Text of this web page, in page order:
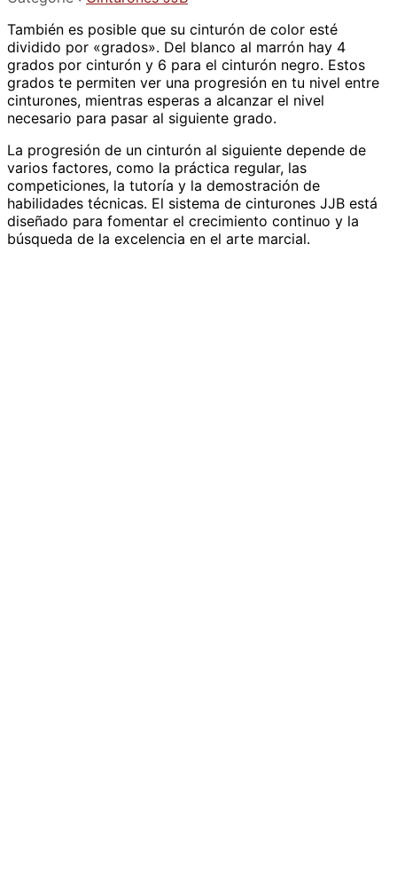
n
t
u
r
e
n
i
r
e
d
e
j
También es posible que su cinturón de color esté
dividido por «grados». Del blanco al marrón hay 4
grados por cinturón y 6 para el cinturón negro. Estos
grados te permiten ver una progresión en tu nivel entre
cinturones, mientras esperas a alcanzar el nivel
necesario para pasar al siguiente grado.
La progresión de un cinturón al siguiente depende de
varios factores, como la práctica regular, las
competiciones, la tutoría y la demostración de
habilidades técnicas. El sistema de cinturones JJB está
diseñado para fomentar el crecimiento continuo y la
búsqueda de la excelencia en el arte marcial.